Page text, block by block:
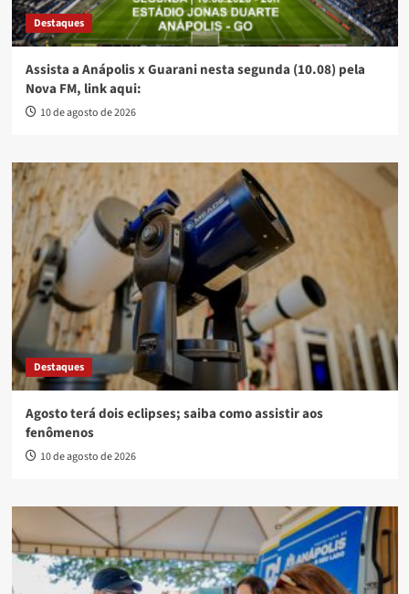
Destaques
Assista a Anápolis x Guarani nesta segunda (10.08) pela
Nova FM, link aqui:
10 de agosto de 2026
Destaques
Agosto terá dois eclipses; saiba como assistir aos
fenômenos
10 de agosto de 2026